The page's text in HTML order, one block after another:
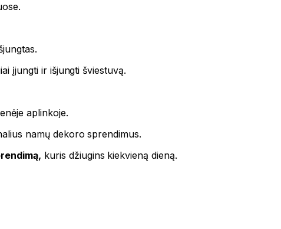
įjungti ir išjungti šviestuvą.
aplinkoje.
namų dekoro sprendimus.
kuris džiugins kiekvieną dieną.